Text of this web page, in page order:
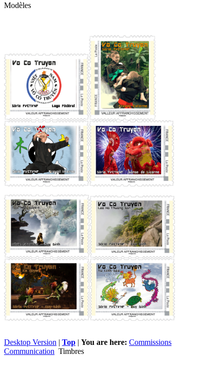
Modèles
Desktop Version | Top | You are here: Commissions
Communication Timbres